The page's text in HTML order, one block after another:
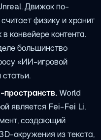
Движок по-
физику и хранит
конвейере контента.
большинство
«ИИ-игровой
пространств.World
является Fei-Fei Li,
создающий
окружения из текста,